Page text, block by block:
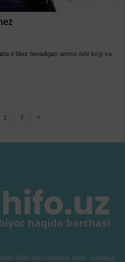
e’tibor beradigan ammo ishi ko’p va
2 3 >
Shifo.uzko'rsatilishi shart. Saytdagi